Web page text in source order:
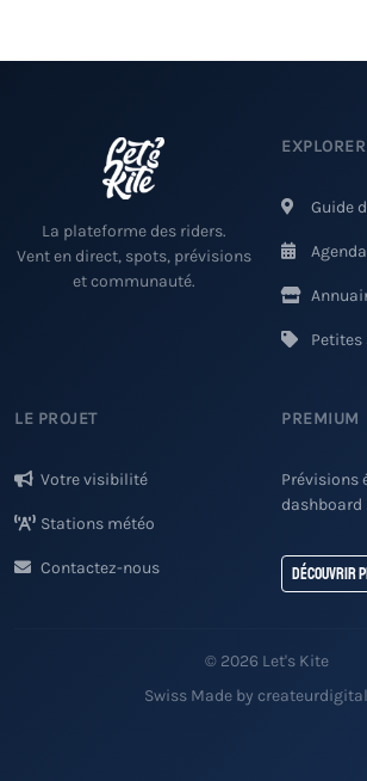
La plateforme des riders.
Vent en direct, spots, prévisions
et communauté.
EXPLORER
Guide
Agenda
Petites
LE PROJET
Votre visibilité
Stations météo
Contactez-nous
PREMIUM
Prévisions
dashboard
Découvrir
© 2026 Let's Kite
Swiss Made by